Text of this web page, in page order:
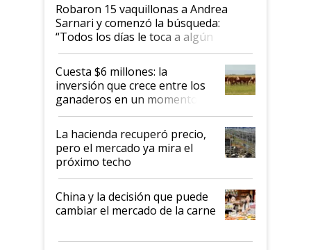
Robaron 15 vaquillonas a Andrea
Sarnari y comenzó la búsqueda:
“Todos los días le toca a algún
productor”
Cuesta $6 millones: la
inversión que crece entre los
ganaderos en un momento
histórico para la actividad
La hacienda recuperó precio,
pero el mercado ya mira el
próximo techo
China y la decisión que puede
cambiar el mercado de la carne